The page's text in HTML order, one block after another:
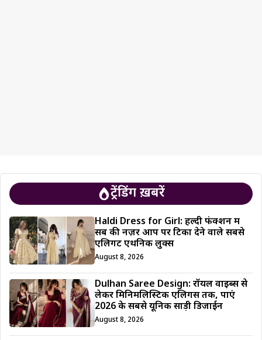
ट्रेंडिंग ख़बरें
Haldi Dress for Girl: हल्दी फंक्शन में
सब की नज़रें आप पर टिका देने वाले सबसे
एलिगेंट एथनिक लुक्स
August 8, 2026
Dulhan Saree Design: रॉयल वाइब्स से
लेकर मिनिमलिस्टिक एलिगेंस तक, पाएं
2026 के सबसे यूनिक साड़ी डिजाईन
August 8, 2026